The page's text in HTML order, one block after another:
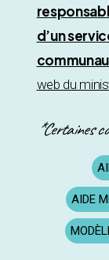
d’un
web du
*Certaines
AIDE